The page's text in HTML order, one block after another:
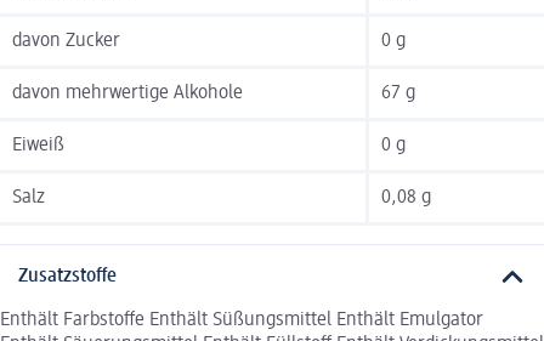
davon Zucker 0 g
davon mehrwertige Alkohole 67 g
Eiweiß 0 g
Salz 0,08 g
Zusatzstoffe
Enthält Farbstoffe Enthält Süßungsmittel Enthält Emulgator